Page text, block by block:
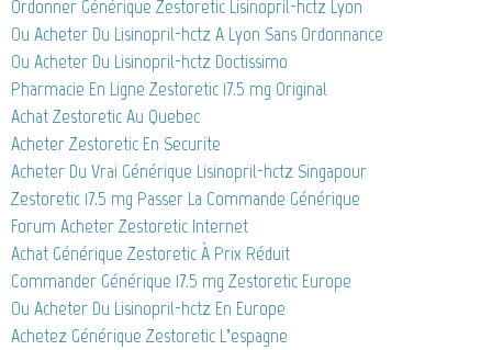
Ordonner Générique Zestoretic Lisinopril-hctz Lyon
Ou Acheter Du Lisinopril-hctz A Lyon Sans Ordonnance
Ou Acheter Du Lisinopril-hctz Doctissimo
Pharmacie En Ligne Zestoretic 17.5 mg Original
Achat Zestoretic Au Quebec
Acheter Zestoretic En Securite
Acheter Du Vrai Générique Lisinopril-hctz Singapour
Zestoretic 17.5 mg Passer La Commande Générique
Forum Acheter Zestoretic Internet
Achat Générique Zestoretic À Prix Réduit
Commander Générique 17.5 mg Zestoretic Europe
Ou Acheter Du Lisinopril-hctz En Europe
Achetez Générique Zestoretic L’espagne